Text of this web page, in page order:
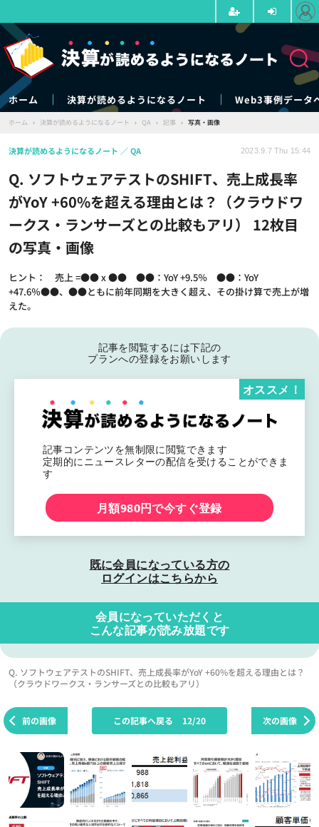
ホーム 決算が読めるようになるノート Web3事例データ
ホーム › 決算が読めるようになるノート › QA › 記事 › 写真・画像
Q. ソフトウェアテストのSHIFT、売上成長率
がYoY +60%を超える理由とは？（クラウドワ
ークス・ランサーズとの比較もアリ） 12枚目
の写真・画像
ヒント： 売上 =●● x ●● ●●：YoY +9.5％ ●●：YoY
+47.6％●●、●●ともに前年同期を大きく超え、その掛け算で売上が増
えた。
決算が読めるようになるノート QA 2023.9.7 Thu 15:44
記事を閲覧するには下記の
プランへの登録をお願いします
記事コンテンツを無制限に閲覧できます
定期的にニュースレターの配信を受けることができま
す
オススメ！
月額980円で今すぐ登録
既に会員になっている方の
ログインはこちらから
会員になっていただくと
こんな記事が読み放題です
Q. ソフトウェアテストのSHIFT、売上成長率がYoY +60%を超える理由とは？
（クラウドワークス・ランサーズとの比較もアリ）
前の画像 次の画像
この記事へ戻る 12/20